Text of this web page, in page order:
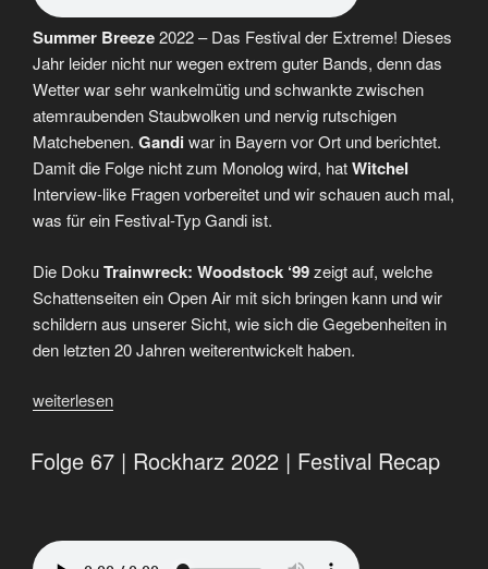
Folge
84“
Summer Breeze2022 – Das Festival der Extreme! Dieses
Jahr leider nicht nur wegen extrem guter Bands, denn das
Wetter war sehr wankelmütig und schwankte zwischen
atemraubenden Staubwolken und nervig rutschigen
Matchebenen. Gandiwar in Bayern vor Ort und berichtet.
Damit die Folge nicht zum Monolog wird, hatWitchel
Interview-like Fragen vorbereitet und wir schauen auch mal,
was für ein Festival-Typ Gandi ist.
Die DokuTrainwreck: Woodstock ‘99zeigt auf, welche
Schattenseiten ein Open Air mit sich bringen kann und wir
schildern aus unserer Sicht, wie sich die Gegebenheiten in
den letzten 20 Jahren weiterentwickelt haben.
„Folge
|
Summer
|
weiterlesen
Folge 67 | Rockharz 2022 | Festival Recap